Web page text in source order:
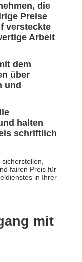
die
Preise
versteckte
Arbeit
dem
über
und
halten
schriftlich
fairen Preis für
in Ihrer
mit